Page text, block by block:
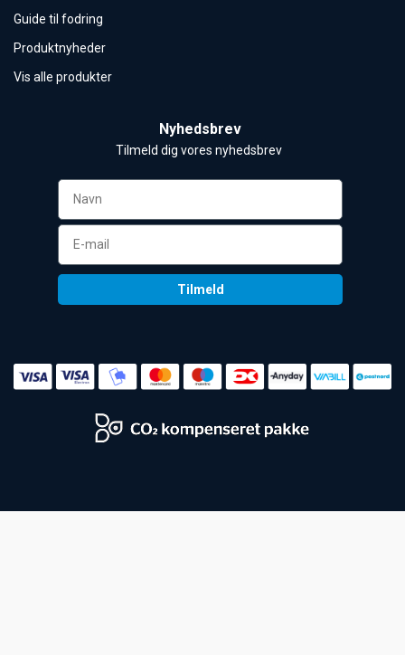
Guide til fodring
Produktnyheder
Vis alle produkter
Nyhedsbrev
Tilmeld dig vores nyhedsbrev
Tilmeld